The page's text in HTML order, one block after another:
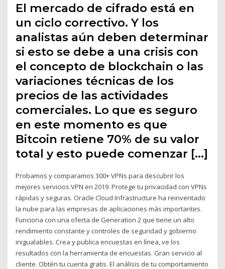
El mercado de cifrado está en
un ciclo correctivo. Y los
analistas aún deben determinar
si esto se debe a una crisis con
el concepto de blockchain o las
variaciones técnicas de los
precios de las actividades
comerciales. Lo que es seguro
en este momento es que
Bitcoin retiene 70% de su valor
total y esto puede comenzar […]
Probamos y comparamos 300+ VPNs para descubrir los
mejores servicios VPN en 2019. Protege tu privacidad con VPNs
rápidas y seguras. Oracle Cloud Infrastructure ha reinventado
la nube para las empresas de aplicaciones más importantes.
Funciona con una oferta de Generation 2 que tiene un alto
rendimiento constante y controles de seguridad y gobierno
inigualables. Crea y publica encuestas en línea, ve los
resultados con la herramienta de encuestas. Gran servicio al
cliente. Obtén tu cuenta gratis. El análisis de tu comportamiento